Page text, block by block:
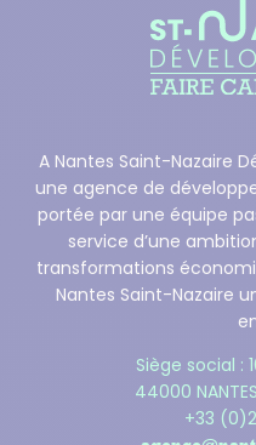
A Nantes Saint-Nazaire
une agence de
portée par une équipe
service d’une
transformations
Nantes Saint-Nazaire
Siège social :
44000
+33